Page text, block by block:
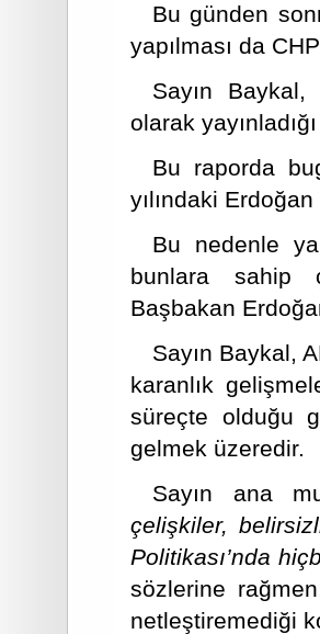
Bu günden
yapılması da
Sayın
olarak
Bu raporda
yılındaki
Bu nedenle
bunlara sahip
Başbakan
Sayın Baykal,
karanlık
süreçte olduğu
gelmek üzeredir.
Sayın ana
çelişkiler,
Politikası’nda
sözlerine
netleştiremediği